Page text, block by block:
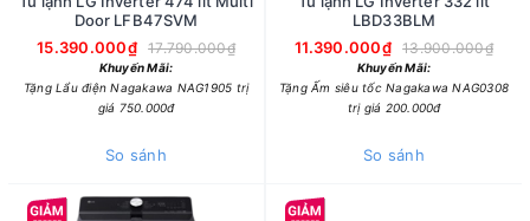
Door LFB47SVM
15.390.000₫
17.790.000₫
Khuyến Mãi:
Tặng Lẩu điện Nagakawa NAG1905 trị
giá 750.000đ
So sánh
LBD33BLM
11.390.000₫
13.900.000₫
Khuyến Mãi:
Tặng Ấm siêu tốc Nagakawa NAG0308
trị giá 200.000đ
So sánh